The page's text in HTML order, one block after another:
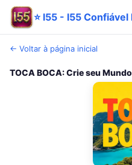
⭐ l55 - l55
← Voltar à página inicial
TOCA BOCA: Crie seu